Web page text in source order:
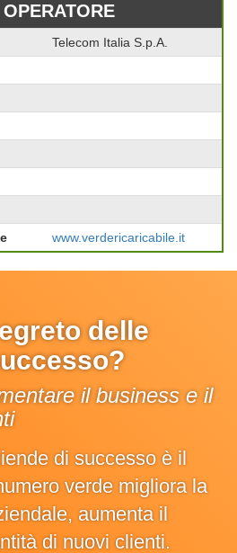
Telecom Italia S.p.A.
www.verdericaricabile.it
delle
il business e il
di successo è il
verde migliora la
aumenta il
di nuovi clienti.